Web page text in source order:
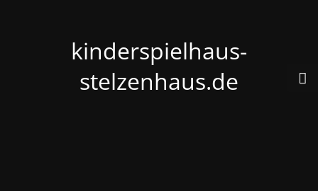
kinderspielhaus-
stelzenhaus.de